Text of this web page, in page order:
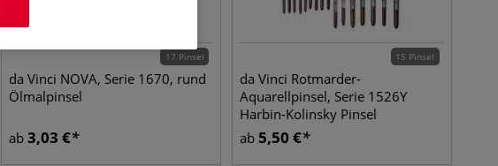
17 Pinsel
da Vinci NOVA, Serie 1670, rund
Ölmalpinsel
ab 3,03 €
15 Pinsel
da Vinci Rotmarder-
Aquarellpinsel, Serie 1526Y
Harbin-Kolinsky Pinsel
ab 5,50 €